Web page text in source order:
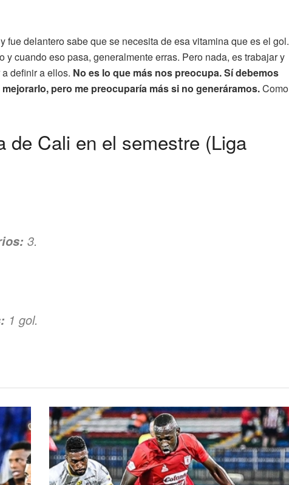
fue delantero sabe que se necesita de esa vitamina que es el gol.
cuando eso pasa, generalmente erras. Pero nada, es trabajar y
definir a ellos. No es lo que más nos preocupa. Sí debemos
pero me preocuparía más si no generáramos.Como
de Cali en el semestre (Liga
3.
1 gol.